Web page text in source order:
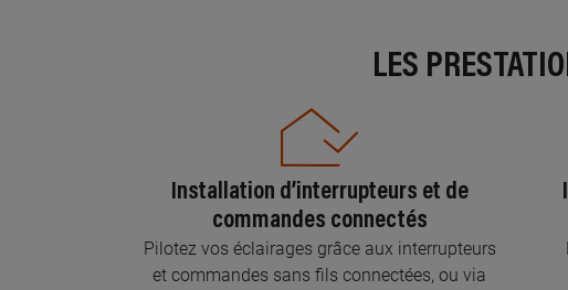
LES
Installation d’interrupteurs et de
commandes connectés
Pilotez vos éclairages grâce aux interrupteurs
et commandes sans fils connectées, ou via